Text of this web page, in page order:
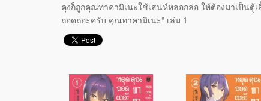
คุงก็ถูกคุณทาคามิเนะใช้เสน่ห์หลอกล่อ ให้ต้องมาเป็นตู้เ
ถอดถอะครับ คุณทาคามิเนะ" เล่ม 1